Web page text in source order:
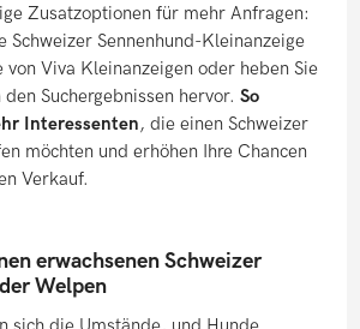
Zusatzoptionen für mehr Anfragen:
Schweizer Sennenhund-Kleinanzeige
Viva Kleinanzeigen oder heben Sie
Suchergebnissen hervor. So
Interessenten, die einen Schweizer
möchten und erhöhen Ihre Chancen
Verkauf.
erwachsenen Schweizer
Welpen